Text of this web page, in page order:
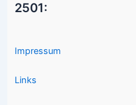
2501:
Impressum
Links